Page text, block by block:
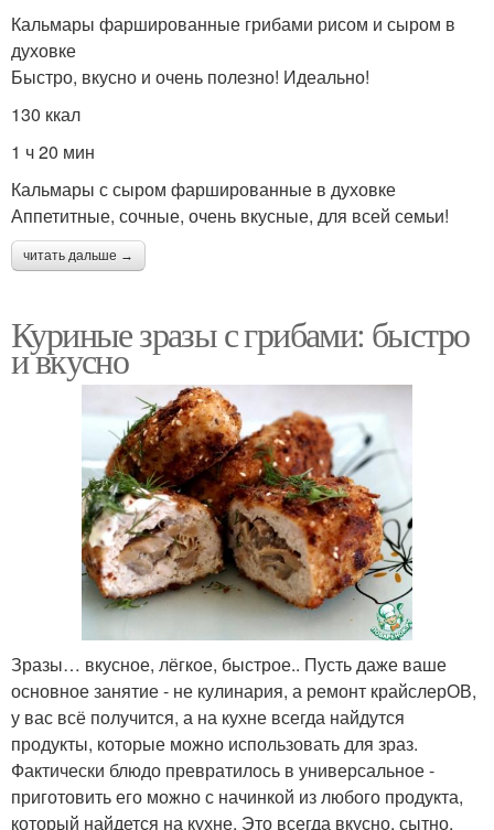
Кальмары фаршированные грибами рисом и сыром в
духовке
Быстро, вкусно и очень полезно! Идеально!
130 ккал
1 ч 20 мин
Кальмары с сыром фаршированные в духовке
Аппетитные, сочные, очень вкусные, для всей семьи!
читать дальше →
Куриные зразы с грибами: быстро
и вкусно
Зразы… вкусное, лёгкое, быстрое.. Пусть даже ваше
основное занятие - не кулинария, а ремонт крайслерОВ,
у вас всё получится, а на кухне всегда найдутся
продукты, которые можно использовать для зраз.
Фактически блюдо превратилось в универсальное -
приготовить его можно с начинкой из любого продукта,
который найдется на кухне. Это всегда вкусно, сытно,